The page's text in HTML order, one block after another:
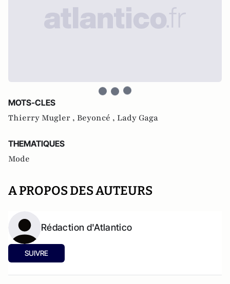
MOTS-CLES
Thierry Mugler , Beyoncé , Lady Gaga
THEMATIQUES
Mode
A PROPOS DES AUTEURS
Rédaction d'Atlantico
SUIVRE